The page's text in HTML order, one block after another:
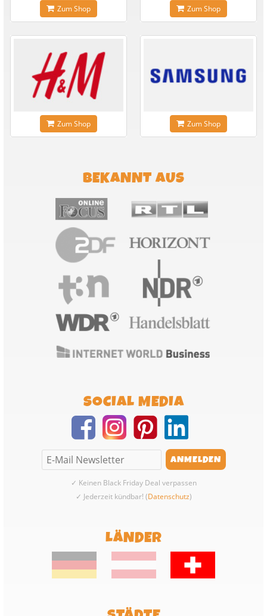
Zum Shop Zum Shop
Zum Shop Zum Shop
BEKANNT AUS
SOCIAL MEDIA
✓ Keinen Black Friday Deal verpassen
✓ Jederzeit kündbar! (Datenschutz)
LÄNDER